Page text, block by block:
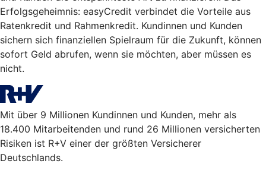
Erfolgsgeheimnis: easyCredit verbindet die Vorteile aus
Ratenkredit und Rahmenkredit. Kundinnen und Kunden
sichern sich finanziellen Spielraum für die Zukunft, können
sofort Geld abrufen, wenn sie möchten, aber müssen es
nicht.
Mit über 9 Millionen Kundinnen und Kunden, mehr als
18.400 Mitarbeitenden und rund 26 Millionen versicherten
Risiken ist R+V einer der größten Versicherer
Deutschlands.